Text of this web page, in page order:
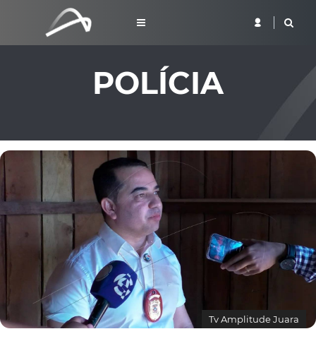
POLÍCIA
Tv Amplitude Juara